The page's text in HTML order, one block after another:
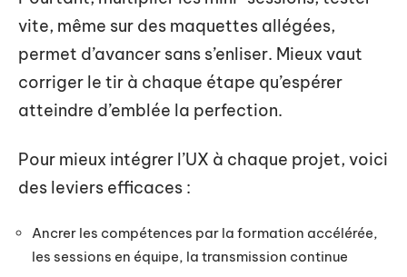
vite, même sur des maquettes allégées,
permet d’avancer sans s’enliser. Mieux vaut
corriger le tir à chaque étape qu’espérer
atteindre d’emblée la perfection.
Pour mieux intégrer l’UX à chaque projet, voici
des leviers efficaces :
Ancrer les compétences par la formation accélérée,
les sessions en équipe, la transmission continue